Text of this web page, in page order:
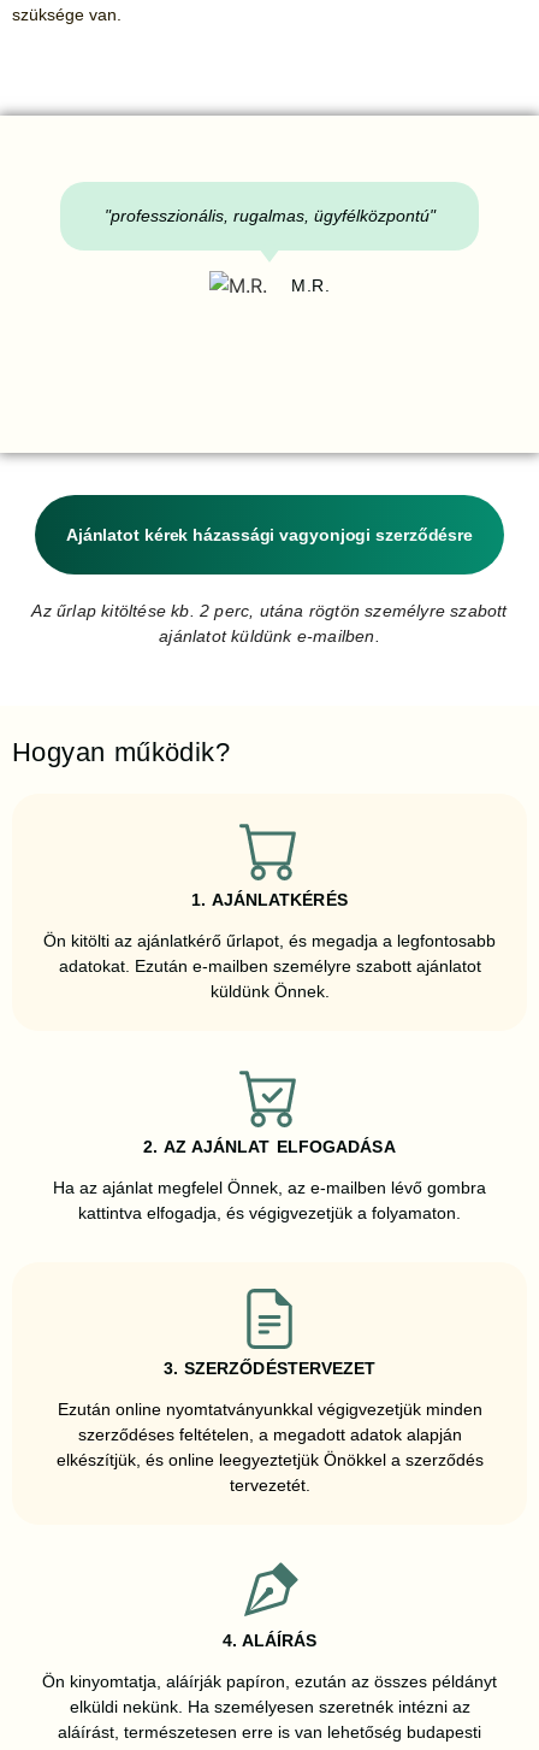
szüksége van.
"professzionális, rugalmas, ügyfélközpontú"
M.R.
Ajánlatot kérek házassági vagyonjogi szerződésre
Az űrlap kitöltése kb. 2 perc, utána rögtön személyre szabott
ajánlatot küldünk e-mailben.
Hogyan működik?
1. AJÁNLATKÉRÉS
Ön kitölti az ajánlatkérő űrlapot, és megadja a legfontosabb
adatokat. Ezután e-mailben személyre szabott ajánlatot
küldünk Önnek.
2. AZ AJÁNLAT ELFOGADÁSA
Ha az ajánlat megfelel Önnek, az e-mailben lévő gombra
kattintva elfogadja, és végigvezetjük a folyamaton.
3. SZERZŐDÉSTERVEZET
Ezután online nyomtatványunkkal végigvezetjük minden
szerződéses feltételen, a megadott adatok alapján
elkészítjük, és online leegyeztetjük Önökkel a szerződés
tervezetét.
4. ALÁÍRÁS
Ön kinyomtatja, aláírják papíron, ezután az összes példányt
elküldi nekünk. Ha személyesen szeretnék intézni az
aláírást, természetesen erre is van lehetőség budapesti